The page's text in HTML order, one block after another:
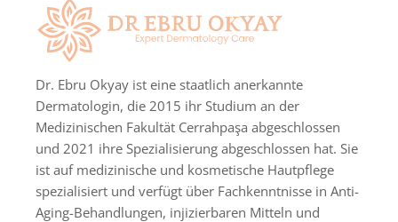
Dr. Ebru Okyay ist eine staatlich anerkannte
Dermatologin, die 2015 ihr Studium an der
Medizinischen Fakultät Cerrahpaşa abgeschlossen
und 2021 ihre Spezialisierung abgeschlossen hat. Sie
ist auf medizinische und kosmetische Hautpflege
spezialisiert und verfügt über Fachkenntnisse in Anti-
Aging-Behandlungen, injizierbaren Mitteln und